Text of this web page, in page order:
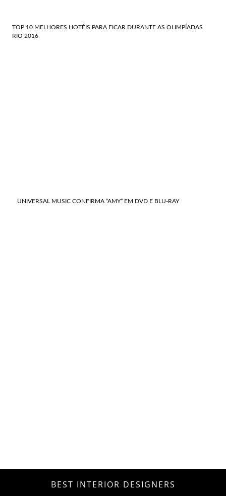
TOP 10 MELHORES HOTÉIS PARA FICAR DURANTE AS OLIMPÍADAS
RIO 2016
UNIVERSAL MUSIC CONFIRMA “AMY” EM DVD E BLU-RAY
BEST INTERIOR DESIGNERS